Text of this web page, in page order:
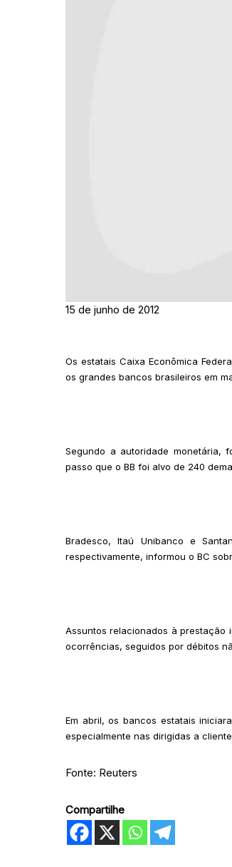
15 de junho de 2012
Os estatais Caixa Econômica
os grandes bancos brasileiros em
Segundo a autoridade monetária,
passo que o BB foi alvo de 240
Bradesco, Itaú Unibanco e
respectivamente, informou o BC
Assuntos relacionados à prestação
ocorrências, seguidos por débitos
Em abril, os bancos estatais
especialmente nas dirigidas a
Fonte: Reuters
Compartilhe